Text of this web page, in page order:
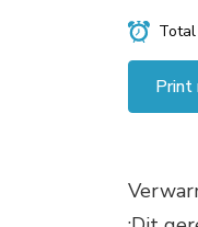
Print